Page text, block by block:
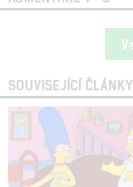
SOUVISEJÍCÍ ČLÁNKY